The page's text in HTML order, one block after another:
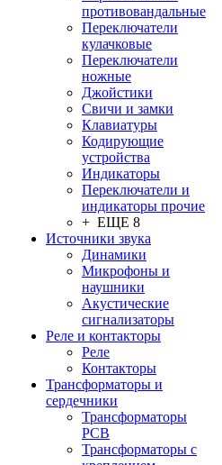
противовандальные
Переключатели
кулачковые
Переключатели
ножные
Джойстики
Свичи и замки
Клавиатуры
Кодирующие
устройства
Индикаторы
Переключатели и
индикаторы прочие
+ ЕЩЕ 8
Источники звука
Динамики
Микрофоны и
наушники
Акустические
сигнализаторы
Реле и контакторы
Реле
Контакторы
Трансформаторы и
сердечники
Трансформаторы
PCB
Трансформаторы с